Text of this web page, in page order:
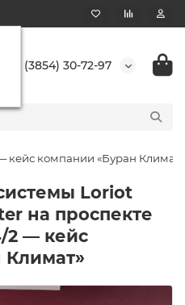
+7 (3854) 30-72-97
кейс компании «Буран Климат»
Loriot
на проспекте
2 — кейс